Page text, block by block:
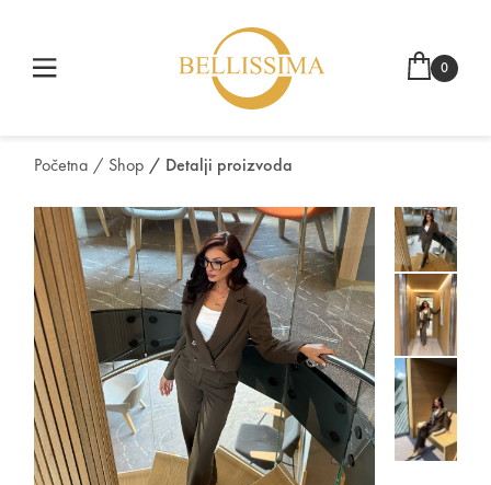
0
Početna / Shop / Detalji proizvoda